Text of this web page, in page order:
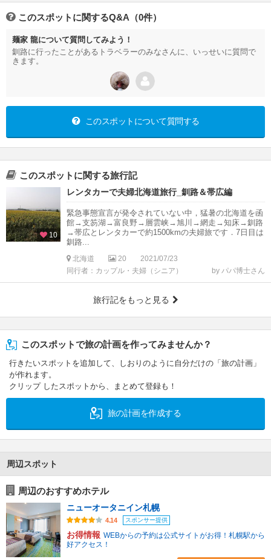
このスポットに関するQ&A（0件）
麺家 龍について質問してみよう！
釧路に行ったことがあるトラベラーのみなさんに、いっせいに質問で
きます。
このスポットについて質問する
このスポットに関する旅行記
10
レンタカーで夫婦北海道旅行_釧路＆帯広編
緊急事態宣言が発令されていない中，猛暑の北海道を函
館→支笏湖→富良野→層雲峡→旭川→網走→知床→釧路
→帯広とレンタカーで約1500kmの夫婦旅です．7日目は
釧路...
北海道 20
2021/07/23
同行者：カップル・夫婦（シニア）
by パパ博士さん
旅行記をもっと見る
このスポットで旅の計画を作ってみませんか？
行きたいスポットを追加して、しおりのように自分だけの「旅の計画」
が作れます。
クリップ したスポットから、まとめて登録も！
旅の計画を作成する
周辺スポット
周辺のおすすめホテル
ニューオータニイン札幌
4.14 スポンサー提供
お得情報 WEBからの予約は公式サイトがお得！札幌駅から
好アクセス！